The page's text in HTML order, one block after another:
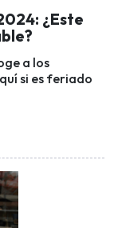
¿Este
a los
si es feriado